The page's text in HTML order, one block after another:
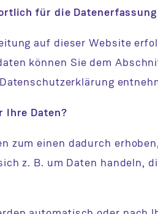
für die
auf dieser Website
können Sie dem
Ihre Daten?
zum einen dadurch
z. B. um Daten handeln,